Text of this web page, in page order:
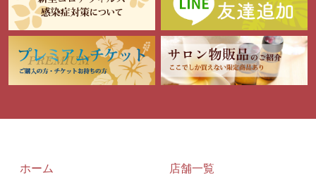
ホーム
店舗一覧